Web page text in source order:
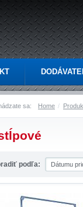
sa: Home
podľa: